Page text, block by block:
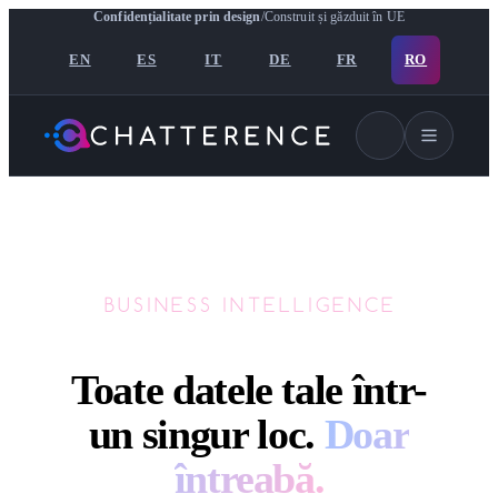
Confidențialitate prin design/Construit și găzduit în UE
EN ES IT DE FR RO
BUSINESS INTELLIGENCE
Toate datele tale într-
un singur loc. Doar
întreabă.